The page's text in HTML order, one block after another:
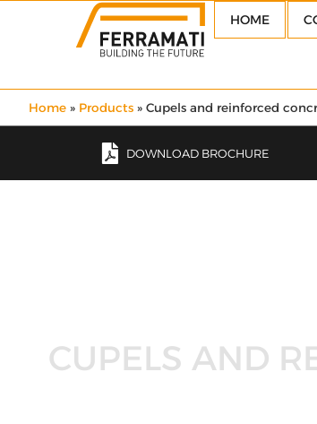
HOME
Home » Products » Cupels and reinforced
DOWNLOAD BROCHURE
CUPELS AND